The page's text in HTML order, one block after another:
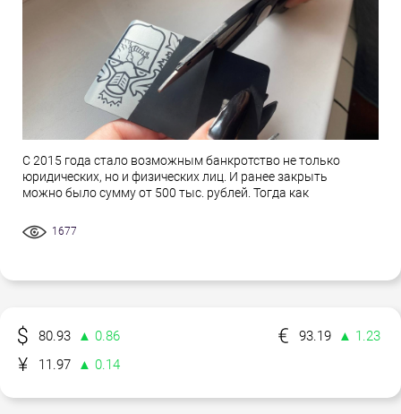
С 2015 года стало возможным банкротство не только
юридических, но и физических лиц. И ранее закрыть
можно было сумму от 500 тыс. рублей. Тогда как
1677
80.93 ▲ 0.86 93.19
▲ 1.23
11.97
▲ 0.14